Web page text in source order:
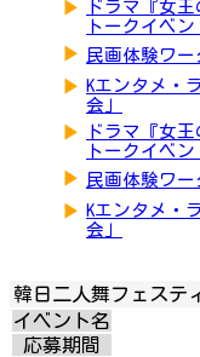
▶
ドラマ『女
トークイベン
▶ 民画体験ワ
▶ Kエンタメ・
会」
▶
ドラマ『女
トークイベン
▶ 民画体験ワ
▶ Kエンタメ・
会」
韓日二人舞フェステ
イベント名
応募期間